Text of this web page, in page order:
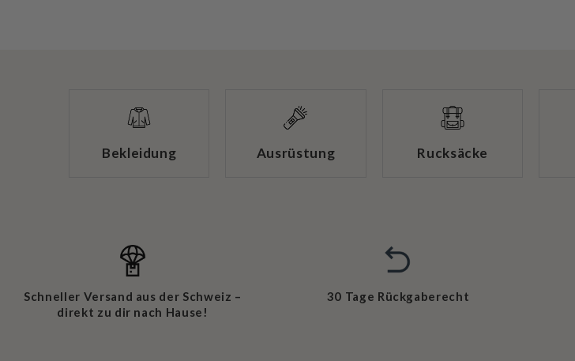
Bekleidung Ausrüstung Rucksäcke
Schneller Versand aus der Schweiz –
direkt zu dir nach Hause!
30 Tage Rückgaberecht